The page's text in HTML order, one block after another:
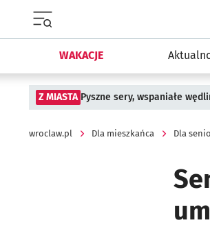
WAKACJE
Z MIASTA Pyszne sery, wspaniałe
wroclaw.pl Dla mieszkańca Dla